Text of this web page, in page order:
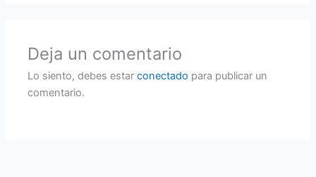
Deja un comentario
Lo siento, debes estarconectado para publicar un
comentario.